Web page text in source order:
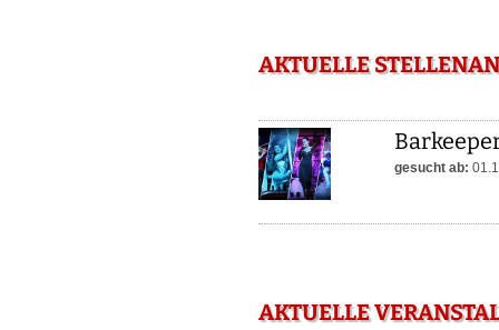
AKTUELLE
gesucht ab:
AKTUELLE